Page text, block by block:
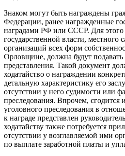
Знаком могут быть награждены
Федерации, ранее награжденные
наградами РФ или СССР. Для этого
государственной власти, местного
организаций всех форм
Орловщине, должна будут подавать
представления. Такой документ
ходатайство о награждении
детальную характеристику его
отсутствии у него судимости или
преследования. Впрочем, сгодится
уголовного преследования в
к награде представлен
ходатайству также потребуется
отсутствии у возглавляемой ими
по выплате заработной платы и